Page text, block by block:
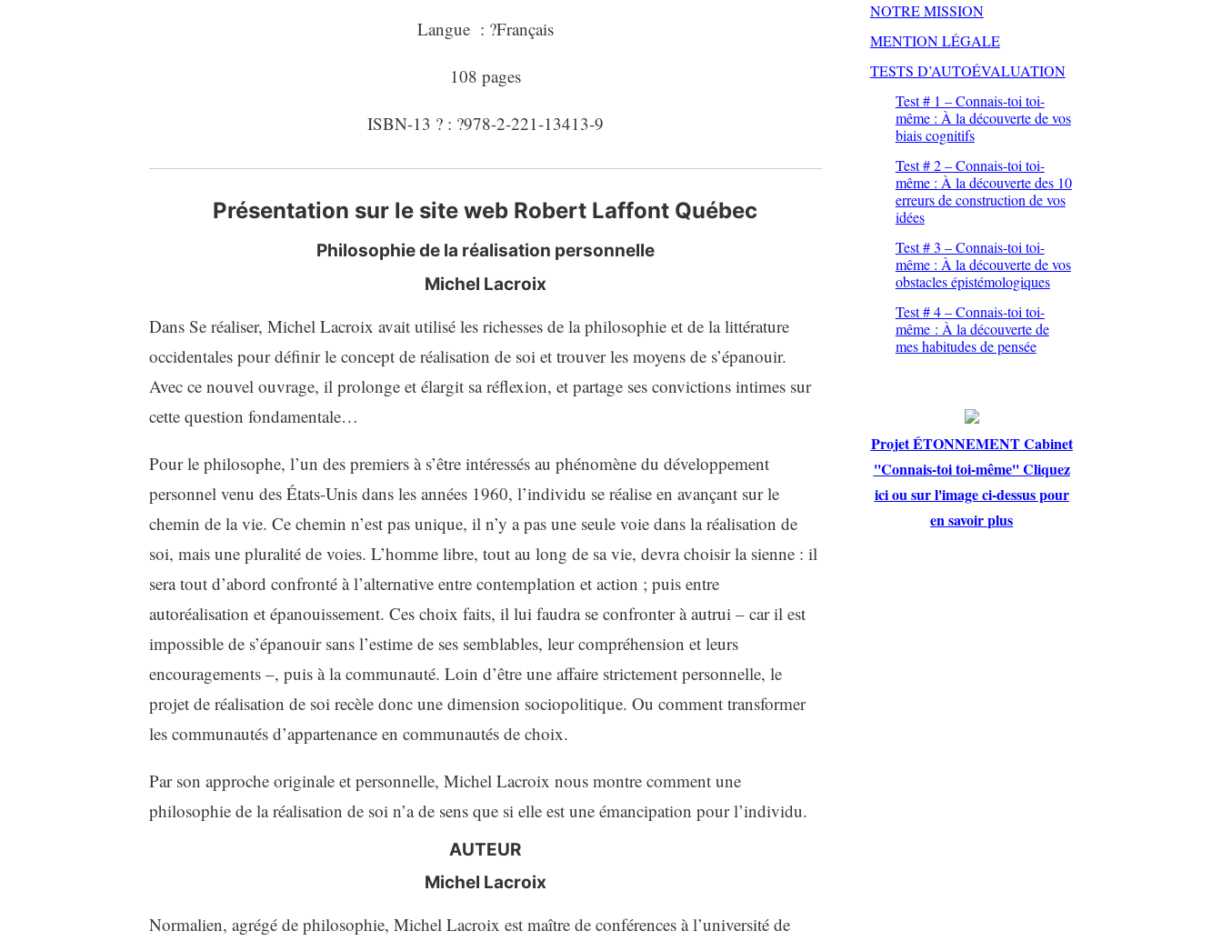
Langue : ?Français
108 pages
ISBN-13 ? : ?978-2-221-13413-9
Présentation sur le site web Robert Laffont Québec
Philosophie de la réalisation personnelle
Michel Lacroix
Dans Se réaliser, Michel Lacroix avait utilisé les richesses de la philosophie et de la littérature
occidentales pour définir le concept de réalisation de soi et trouver les moyens de s’épanouir.
Avec ce nouvel ouvrage, il prolonge et élargit sa réflexion, et partage ses convictions intimes sur
cette question fondamentale…
Pour le philosophe, l’un des premiers à s’être intéressés au phénomène du développement
personnel venu des États-Unis dans les années 1960, l’individu se réalise en avançant sur le
chemin de la vie. Ce chemin n’est pas unique, il n’y a pas une seule voie dans la réalisation de
soi, mais une pluralité de voies. L’homme libre, tout au long de sa vie, devra choisir la sienne : il
sera tout d’abord confronté à l’alternative entre contemplation et action ; puis entre
autoréalisation et épanouissement. Ces choix faits, il lui faudra se confronter à autrui – car il est
impossible de s’épanouir sans l’estime de ses semblables, leur compréhension et leurs
encouragements –, puis à la communauté. Loin d’être une affaire strictement personnelle, le
projet de réalisation de soi recèle donc une dimension sociopolitique. Ou comment transformer
les communautés d’appartenance en communautés de choix.
Par son approche originale et personnelle, Michel Lacroix nous montre comment une
philosophie de la réalisation de soi n’a de sens que si elle est une émancipation pour l’individu.
AUTEUR
Michel Lacroix
Normalien, agrégé de philosophie, Michel Lacroix est maître de conférences à l’université de
NOTRE MISSION
MENTION LÉGALE
TESTS D’AUTOÉVALUATION
Test # 1 – Connais-toi toi-
même : À la découverte de vos
biais cognitifs
Test # 2 – Connais-toi toi-
même : À la découverte des 10
erreurs de construction de vos
idées
Test # 3 – Connais-toi toi-
même : À la découverte de vos
obstacles épistémologiques
Test # 4 – Connais-toi toi-
même : À la découverte de
mes habitudes de pensée
Projet ÉTONNEMENT Cabinet
''Connais-toi toi-même'' Cliquez
ici ou sur l'image ci-dessus pour
en savoir plus